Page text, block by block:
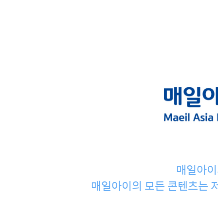
매일아
매일아이의 모든 콘텐츠는